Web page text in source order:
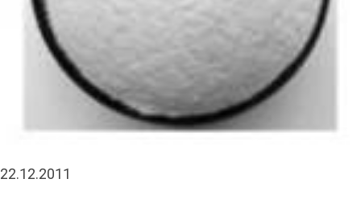
22.12.2011